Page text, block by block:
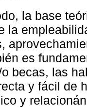
la base
la
es
becas, las
y fácil de
y